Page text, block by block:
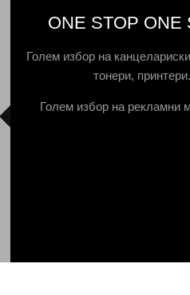
ONE STOP ONE
Голем избор на
тонери, принтери.
Голем избор на рекламни